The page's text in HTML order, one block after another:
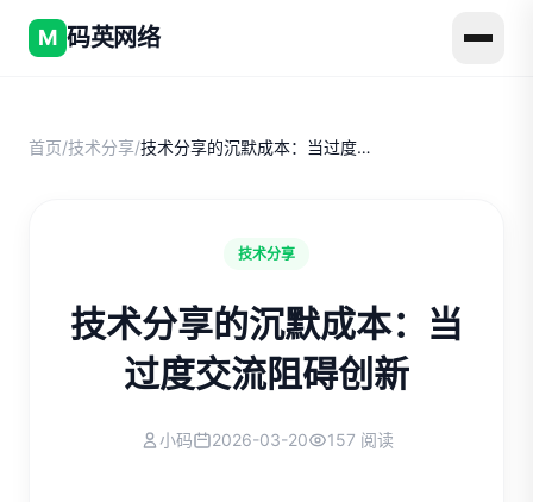
M 码英网络
首页/技术分享/ 技术分享的沉默成本：当过度交流阻碍创新
技术分享
技术分享的沉默成本：当
过度交流阻碍创新
小码 2026-03-20 157 阅读